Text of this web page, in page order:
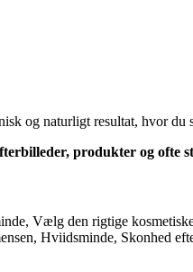
og naturligt resultat, hvor du
produkter og ofte